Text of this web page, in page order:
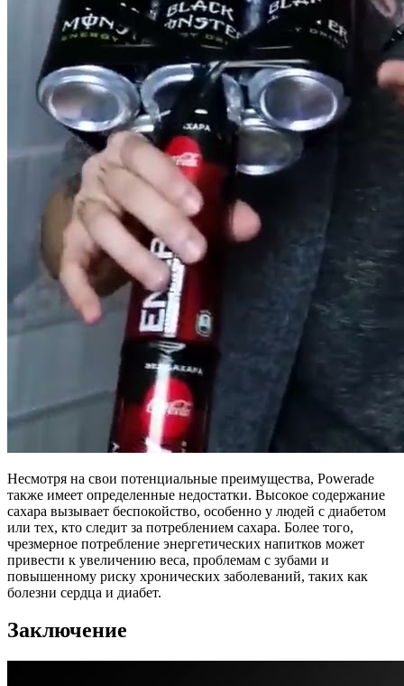
Несмотря на свои потенциальные преимущества, Powerade
также имеет определенные недостатки. Высокое содержание
сахара вызывает беспокойство, особенно у людей с диабетом
или тех, кто следит за потреблением сахара. Более того,
чрезмерное потребление энергетических напитков может
привести к увеличению веса, проблемам с зубами и
повышенному риску хронических заболеваний, таких как
болезни сердца и диабет.
Заключение